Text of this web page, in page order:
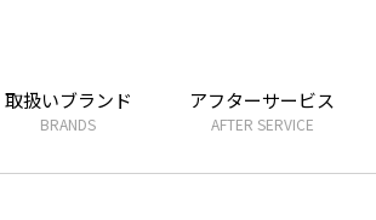
取扱いブランド
BRANDS
アフターサービス
AFTER SERVICE